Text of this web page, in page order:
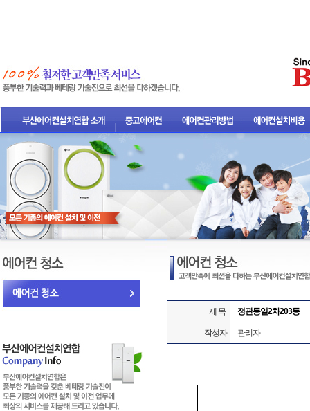
제 목 정관동일2차203동
작성자 관리자